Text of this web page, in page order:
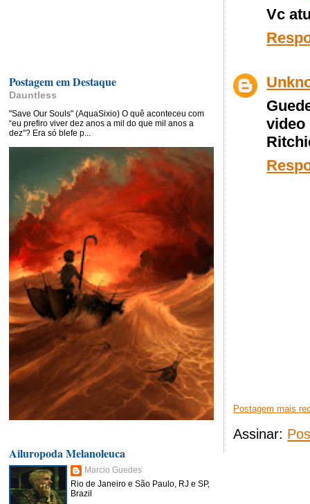
Vc
video
Postagem mais
Assinar:
Postagem em Destaque
Dauntless
"Save Our Souls" (AquaSixio) O quê aconteceu com
“eu prefiro viver dez anos a mil do que mil anos a
dez”? Era só blefe p...
Ailuropoda Melanoleuca
Marcio Guedes
Rio de Janeiro e São Paulo, RJ e SP,
Brazil